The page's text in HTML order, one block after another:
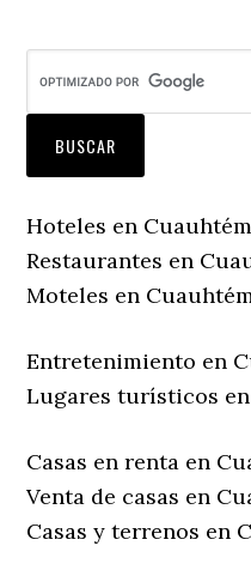
Hoteles en
Restaurantes en
Moteles en
Entretenimiento en
Lugares turísticos
Casas en renta en
Venta de casas en
Casas y terrenos en